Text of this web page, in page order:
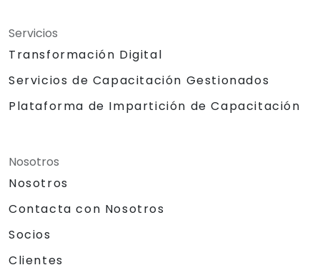
Servicios
Transformación Digital
Servicios de Capacitación Gestionados
Plataforma de Impartición de Capacitación
Nosotros
Nosotros
Contacta con Nosotros
Socios
Clientes